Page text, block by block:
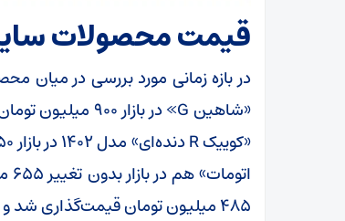
قیمت محصولات
در بازه زمانی مورد بررسی در میان
۴۸۵ میلیون تومان قیمت‌گذاری شد و رشد ۱۵ میلیونی داشت.